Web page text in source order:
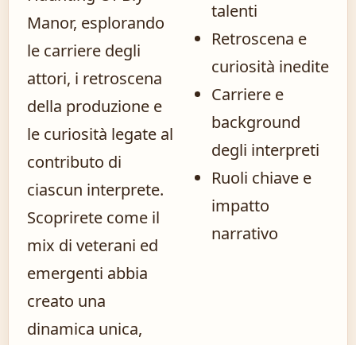
Manor, esplorando
le carriere degli
attori, i retroscena
della produzione e
le curiosità legate al
contributo di
ciascun interprete.
Scoprirete come il
mix di veterani ed
emergenti abbia
creato una
dinamica unica,
talenti
Retroscena e
curiosità inedite
Carriere e
background
degli interpreti
Ruoli chiave e
impatto
narrativo